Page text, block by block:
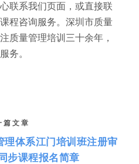
联系我们页面，或直接联
程咨询服务。深圳市质量
量管理培训三十余年，
务。
篇文章
理体系江门培训班注册审
步课程报名简章